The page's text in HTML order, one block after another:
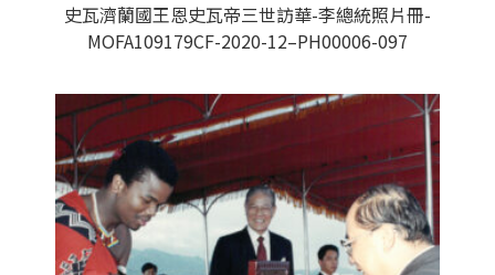
史瓦濟蘭國王恩史瓦帝三世訪華-李總統照片冊-
MOFA109179CF-2020-12–PH00006-097